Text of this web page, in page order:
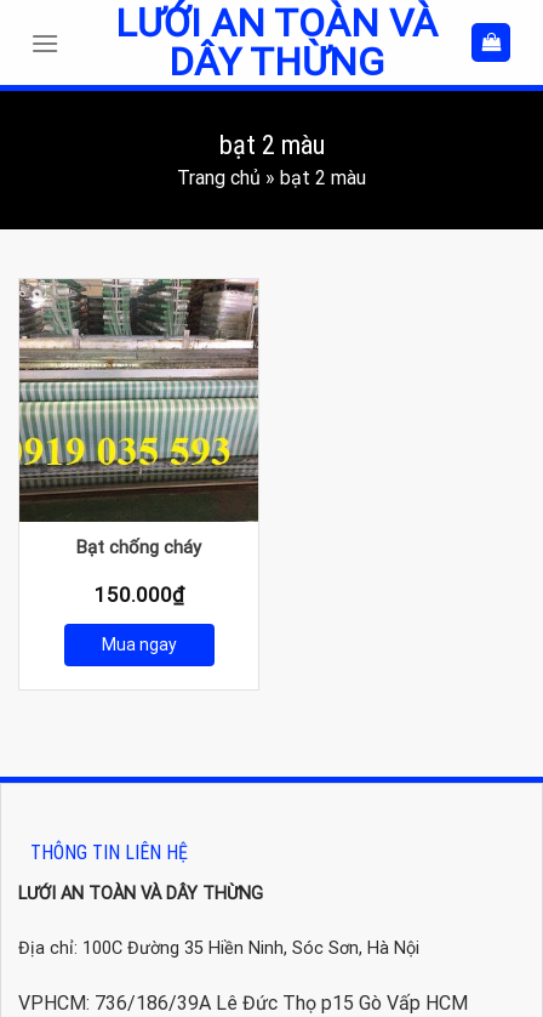
LƯỚI AN TOÀN VÀ
DÂY THỪNG
bạt 2 màu
Trang chủ » bạt 2 màu
Bạt chống cháy
150.000₫
Mua ngay
THÔNG TIN LIÊN HỆ
LƯỚI AN TOÀN VÀ DÂY THỪNG
Địa chỉ: 100C Đường 35 Hiền Ninh, Sóc Sơn, Hà Nội
VPHCM: 736/186/39A Lê Đức Thọ p15 Gò Vấp HCM